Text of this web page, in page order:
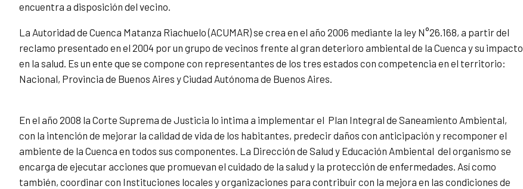
encuentra a disposición del vecino.
La Autoridad de Cuenca Matanza Riachuelo (ACUMAR) se crea en el año 2006 mediante la ley N°26.168, a partir del
reclamo presentado en el 2004 por un grupo de vecinos frente al gran deterioro ambiental de la Cuenca y su impacto
en la salud. Es un ente que se compone con representantes de los tres estados con competencia en el territorio:
Nacional, Provincia de Buenos Aires y Ciudad Autónoma de Buenos Aires.
En el año 2008 la Corte Suprema de Justicia lo intima a implementar el Plan Integral de Saneamiento Ambiental,
con la intención de mejorar la calidad de vida de los habitantes, predecir daños con anticipación y recomponer el
ambiente de la Cuenca en todos sus componentes. La Dirección de Salud y Educación Ambiental del organismo se
encarga de ejecutar acciones que promuevan el cuidado de la salud y la protección de enfermedades. Así como
también, coordinar con Instituciones locales y organizaciones para contribuir con la mejora en las condiciones de